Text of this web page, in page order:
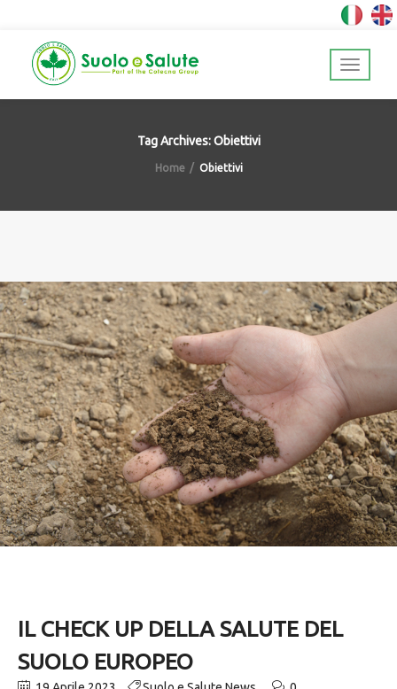
Tag Archives: Obiettivi
Home Obiettivi
IL CHECK UP DELLA SALUTE DEL
SUOLO EUROPEO